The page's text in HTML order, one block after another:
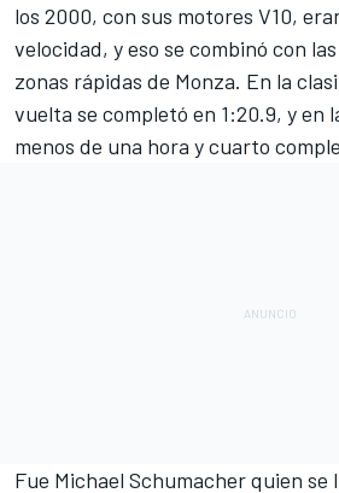
los 2000, con sus motores V10,
velocidad, y eso se combinó con
zonas rápidas de Monza. En la
vuelta se completó en 1:20.9, y en
menos de una hora y cuarto
Fue Michael Schumacher quien se